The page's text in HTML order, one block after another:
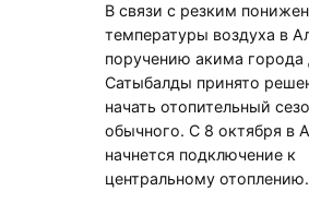
В связи с резким
температуры воздуха в
поручению акима города
Сатыбалды принято
начать отопительный
обычного. С 8 октября в
начнется подключение к
центральному отоплению.